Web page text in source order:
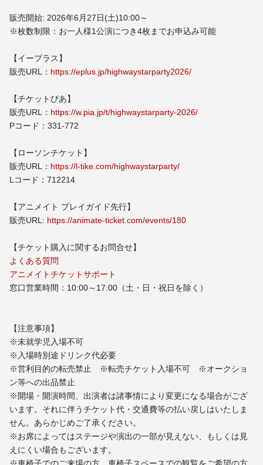
販売開始: 2026年6月27日(土)10:00～
※枚数制限：お一人様1公演につき4枚までお申込み可能
【イープラス】
販売URL： https://eplus.jp/highwaystarparty2026/
【チケットぴあ】
販売URL： https://w.pia.jp/t/highwaystarparty-2026/
Pコード：331-772
【ローソンチケット】
販売URL： https://l-tike.com/highwaystarparty/
Lコード：712214
【アニメイト プレイガイド先行】​
販売URL: https://animate-ticket.com/events/180
​【チケット購入に関するお問合せ】
よくある質問
アニメイトチケットサポート
窓口営業時間：10:00～17:00（土・日・祝日を除く）
【注意事項】
※未就学児入場不可
※入場時別途ドリンク代必要
※営利目的の転売禁止 ※転売チケット入場不可 ※オークショ
ン等への出品禁止
※開場・開演時間、出演者は諸事情により変更になる場合がござ
います。それに伴うチケット代・交通費等の払い戻しはいたしま
せん。あらかじめご了承ください。
※お席によってはステージや演出の一部が見えない、もしくは見
えにくい場合もございます。